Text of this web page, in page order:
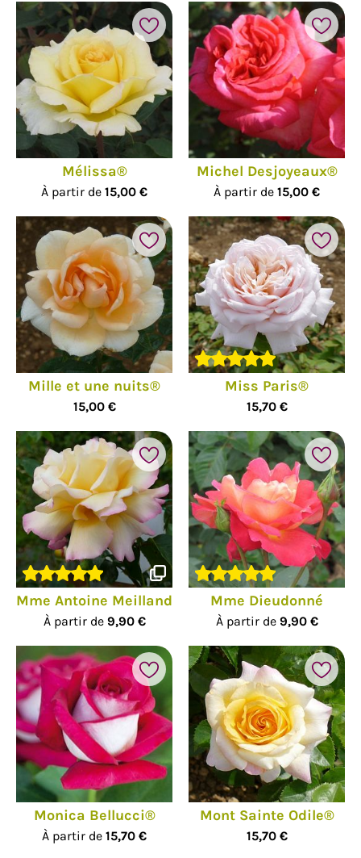
Mélissa®
À partir de 15,00 €
Michel Desjoyeaux®
À partir de 15,00 €
Mille et une nuits®
15,00 €
Miss Paris®
15,70 €
Mme Antoine Meilland
À partir de 9,90 €
Mme Dieudonné
À partir de 9,90 €
Monica Bellucci®
À partir de 15,70 €
Mont Sainte Odile®
15,70 €